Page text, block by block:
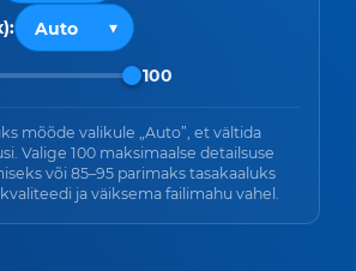
100
mõõde valikule „Auto”, et vältida
Valige 100 maksimaalse detailsuse
või 85–95 parimaks tasakaaluks
ja väiksema failimahu vahel.